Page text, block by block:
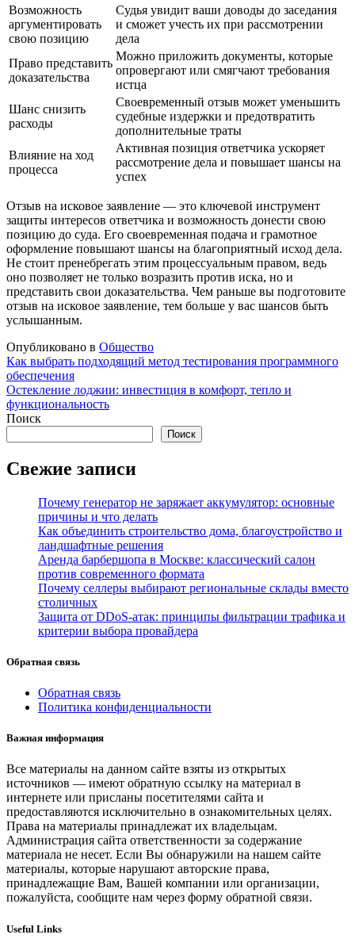
Возможность
аргументировать
свою позицию
Судья увидит ваши доводы до заседания
и сможет учесть их при рассмотрении
дела
Право представить
доказательства
Можно приложить документы, которые
опровергают или смягчают требования
истца
Шанс снизить
расходы
Своевременный отзыв может уменьшить
судебные издержки и предотвратить
дополнительные траты
Влияние на ход
процесса
Активная позиция ответчика ускоряет
рассмотрение дела и повышает шансы на
успех
Отзыв на исковое заявление — это ключевой инструмент
защиты интересов ответчика и возможность донести свою
позицию до суда. Его своевременная подача и грамотное
оформление повышают шансы на благоприятный исход дела.
Не стоит пренебрегать этим процессуальным правом, ведь
оно позволяет не только возразить против иска, но и
представить свои доказательства. Чем раньше вы подготовите
отзыв на исковое заявление, тем больше у вас шансов быть
услышанным.
Опубликовано в Общество
Навигация
по
записям
Как выбрать подходящий метод тестирования программного
обеспечения
Остекление лоджии: инвестиция в комфорт, тепло и
функциональность
Поиск
Поиск
Свежие записи
Почему генератор не заряжает аккумулятор: основные
причины и что делать
Как объединить строительство дома, благоустройство и
ландшафтные решения
Аренда барбершопа в Москве: классический салон
против современного формата
Почему селлеры выбирают региональные склады вместо
столичных
Защита от DDoS-атак: принципы фильтрации трафика и
критерии выбора провайдера
Обратная связь
Обратная связь
Политика конфиденциальности
Важная информация
Все материалы на данном сайте взяты из открытых
источников — имеют обратную ссылку на материал в
интернете или присланы посетителями сайта и
предоставляются исключительно в ознакомительных целях.
Права на материалы принадлежат их владельцам.
Администрация сайта ответственности за содержание
материала не несет. Если Вы обнаружили на нашем сайте
материалы, которые нарушают авторские права,
принадлежащие Вам, Вашей компании или организации,
пожалуйста, сообщите нам через форму обратной связи.
Useful Links